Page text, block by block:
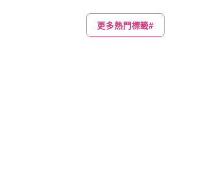
更多熱門標籤#